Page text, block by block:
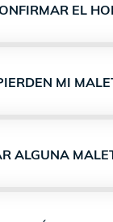
EL
MI
ALGUNA